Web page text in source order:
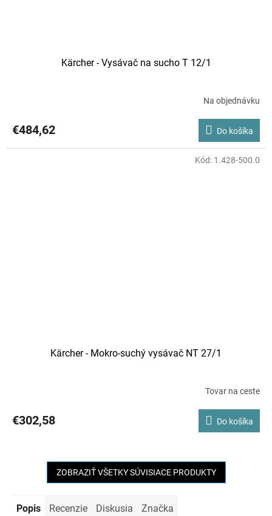
Kärcher - Vysávač na sucho T 12/1
produktu
je
5,0
Na objednávku
€484,62 Do košíka
Kärcher - Mokro-suchý vysávač NT 27/1
Tovar na ceste
€302,58 Do košíka
Kód: 1.428-500.0
ZOBRAZIŤ VŠETKY SÚVISIACE PRODUKTY
Popis Recenzie Diskusia Značka